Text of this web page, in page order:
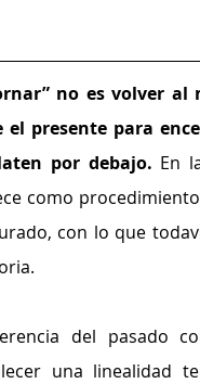
no es volver
el presente para
por debajo. En
como
con lo que
del pasado
una linealidad